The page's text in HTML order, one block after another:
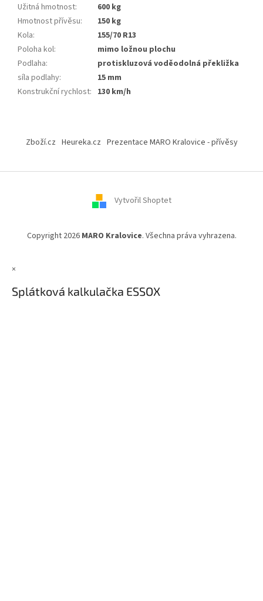
Užitná hmotnost:
600 kg
Hmotnost přívěsu:
150 kg
Kola:
155/70 R13
Poloha kol:
mimo ložnou plochu
Podlaha:
protiskluzová voděodolná překližka
síla podlahy:
15 mm
Konstrukční rychlost: 130 km/h
Zboží.cz Heureka.cz Prezentace MARO Kralovice - přívěsy
Vytvořil Shoptet
Copyright 2026 MARO Kralovice. Všechna práva vyhrazena.
×
Splátková kalkulačka ESSOX